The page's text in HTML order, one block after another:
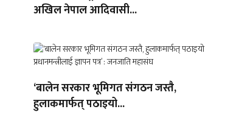
अखिल नेपाल आदिवासी...
‘बालेन सरकार भूमिगत संगठन जस्तै,
हुलाकमार्फत् पठाइयो...